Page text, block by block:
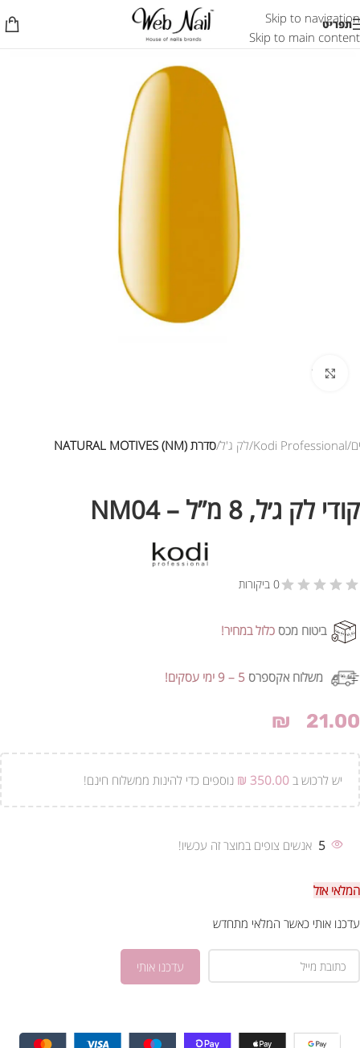
Skip to navigation
Skip to main content
תפריט
אזל המלאי
לחץ להגדלת התמונה
Kodi Professional לק ג'ל סדרת NATURAL MOTIVES (NM)
קודי לק ג׳ל, 8 מ”ל – NM04
0 ביקורות
ביטוח מכס כלול במחיר!
משלוח אקספרס 5 – 9 ימי עסקים!
₪ 21.00
יש לרכוש ב ₪ 350.00 נוספים כדי להינות ממשלוח חינם!
5 אנשים צופים במוצר זה עכשיו!
המלאי אזל
עדכנו אותי כאשר המלאי מתחדש